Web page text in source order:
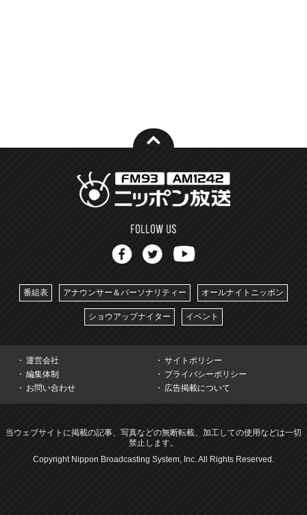
番組表 アナウンサー＆パーソナリティー オールナイトニッポン
ショウアップナイター イベント
運営会社
サイトポリシー
編集体制
プライバシーポリシー
お問い合わせ
広告掲載について
当ウェブサイトに掲載の記事、写真などの無断転載、加工しての使用などは一切
禁止します。
Copyright Nippon Broadcasting System, Inc. All Rights Reserved.